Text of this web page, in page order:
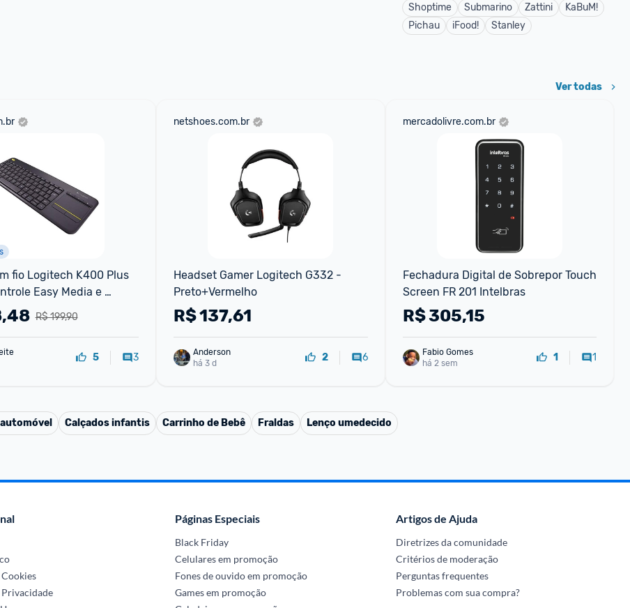
Shoptime
Submarino Zattini
KaBuM!
Pichau
iFood! Stanley
Ver todas
fio Logitech K400 Plus
Easy Media e
Conexão USB
ABNT2
R$ 199,90
5 3
netshoes.com.br
Headset Gamer Logitech G332 -
Preto+Vermelho
R$137,61
Anderson
há 3 d
2 6
mercadolivre.com.br
Fechadura Digital de Sobrepor Touch
Screen FR 201 Intelbras
R$305,15
Fabio Gomes
há 2 sem
1 1
Calçados infantis Carrinho de Bebê Fraldas Lenço umedecido
Páginas Especiais
Black Friday
Celulares em promoção
Fones de ouvido em promoção
Games em promoção
Artigos de Ajuda
Diretrizes da comunidade
Critérios de moderação
Perguntas frequentes
Problemas com sua compra?